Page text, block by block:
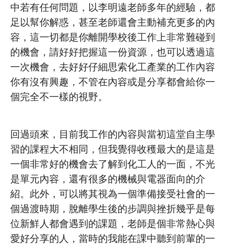
中若有任何問題，以李明遠老師多年的經驗，都
足以幫你解惑，甚至老師還會主動補充更多的內
容，這一切都是你離開學校後工作上非常難碰到
的機會，請好好把握這一份資源，也可以透過這
一次機會，去好好仔細思索化工產業的工作內容
你有沒有興趣，不管在內容或是分享都會給你一
個完全不一樣的視野。
回過頭來，目前我工作的內容與當初這堂自主學
習的課程大不相同，但我覺得收穫最大的是這是
一個非常好的機會去了解到化工人的一面，不光
是單元內容，還有很多的機械與電器面向的介
紹。此外，可以將其視為一個準備接受社會的一
個過渡時期，脫離學生後的步調與挫折幾乎是每
位新鮮人都會遇到的課題，老師是個非常熱心與
愛好分享的人，當時的我能在課中聽到前輩的一